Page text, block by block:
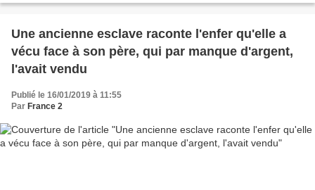
Une ancienne esclave raconte l'enfer qu'elle a
vécu face à son père, qui par manque d'argent,
l'avait vendu
Publié le 16/01/2019 à 11:55
Par France 2